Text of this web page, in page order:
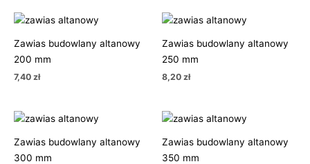
Zawias budowlany altanowy
200 mm
7,40 zł
Zawias budowlany altanowy
250 mm
8,20 zł
Zawias budowlany altanowy
300 mm
Zawias budowlany altanowy
350 mm